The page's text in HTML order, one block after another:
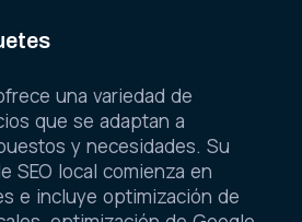
una variedad de
que se adaptan a
y necesidades. Su
SEO local comienza en
e incluye optimización de